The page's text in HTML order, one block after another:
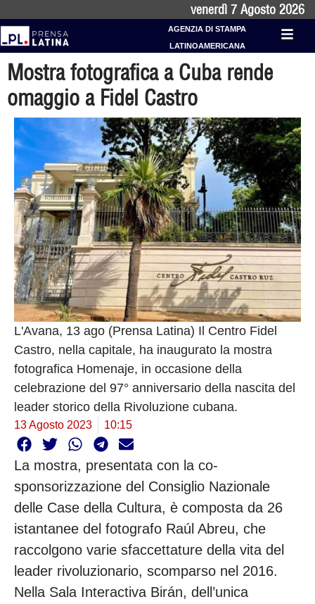
venerdì 7 Agosto 2026
AGENZIA DI STAMPA
LATINOAMERICANA
Mostra fotografica a Cuba rende
omaggio a Fidel Castro
L'Avana, 13 ago (Prensa Latina) Il Centro Fidel
Castro, nella capitale, ha inaugurato la mostra
fotografica Homenaje, in occasione della
celebrazione del 97° anniversario della nascita del
leader storico della Rivoluzione cubana.
13 Agosto 2023 10:15
La mostra, presentata con la co-
sponsorizzazione del Consiglio Nazionale
delle Case della Cultura, è composta da 26
istantanee del fotografo Raúl Abreu, che
raccolgono varie sfaccettature della vita del
leader rivoluzionario, scomparso nel 2016.
Nella Sala Interactiva Birán, dell’unica